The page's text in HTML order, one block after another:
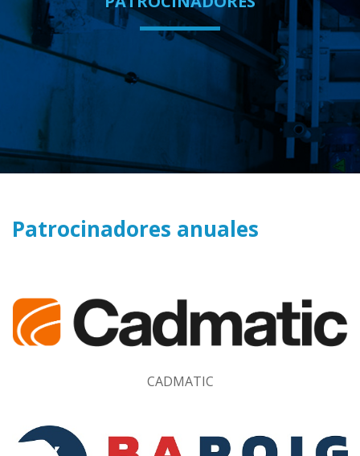
Patrocinadores anuales
CADMATIC